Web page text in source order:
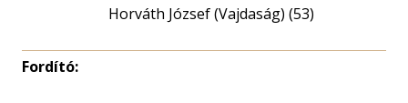
Horváth József (Vajdaság) (53)
Fordító: